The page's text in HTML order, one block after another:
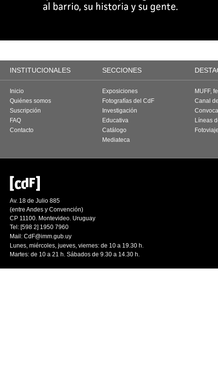
INSTITUCIONALES SECCIONES
Inicio
Quiénes somos
Suscripción
FAQ
Contacto
Exposiciones
Fotografías del CdF
Investigación
Educativa
Catálogo
Mediateca
MUFF,
Canal
Líneas
Av. 18 de Julio 885
(entre Andes y Convención)
CP 11100. Montevideo. Uruguay
Tel: [598 2] 1950 7960
Mail: CdF@imm.gub.uy
Lunes, miércoles, jueves, viernes: de 10 a 19.30 h.
Martes: de 10 a 21 h. Sábados de 9.30 a 14.30 h.